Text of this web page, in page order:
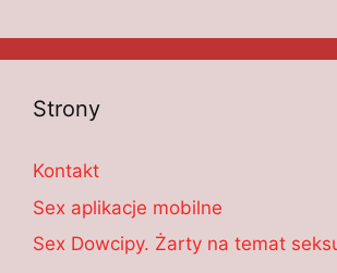
Strony
Kontakt
Sex aplikacje mobilne
Sex Dowcipy. Żarty na temat